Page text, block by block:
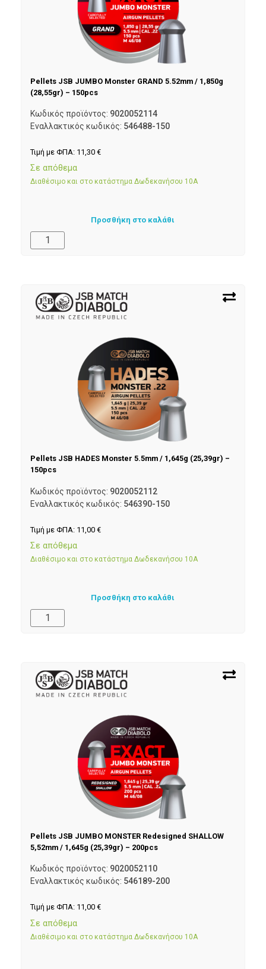
Pellets JSB JUMBO Monster GRAND 5.52mm / 1,850g
(28,55gr) – 150pcs
Κωδικός προϊόντος: 9020052114
Εναλλακτικός κωδικός: 546488-150
Τιμή με ΦΠΑ: 11,30 €
Σε απόθεμα
Διαθέσιμο και στο κατάστημα Δωδεκανήσου 10Α
Προσθήκη στο καλάθι
Pellets JSB HADES Monster 5.5mm / 1,645g (25,39gr) –
150pcs
Κωδικός προϊόντος: 9020052112
Εναλλακτικός κωδικός: 546390-150
Τιμή με ΦΠΑ: 11,00 €
Σε απόθεμα
Διαθέσιμο και στο κατάστημα Δωδεκανήσου 10Α
Προσθήκη στο καλάθι
Pellets JSB JUMBO MONSTER Redesigned SHALLOW
5,52mm / 1,645g (25,39gr) – 200pcs
Κωδικός προϊόντος: 9020052110
Εναλλακτικός κωδικός: 546189-200
Τιμή με ΦΠΑ: 11,00 €
Σε απόθεμα
Διαθέσιμο και στο κατάστημα Δωδεκανήσου 10Α